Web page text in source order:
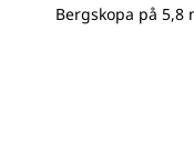
Bergskopa på 5,8